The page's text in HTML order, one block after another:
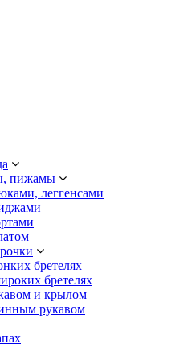
пижамы
леггенсами
бретелях
бретелях
и крылом
рукавом